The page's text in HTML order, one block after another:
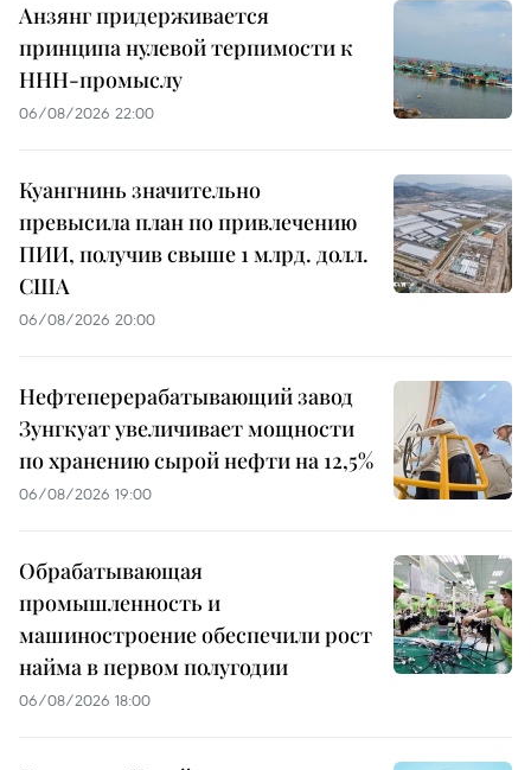
Анзянг придерживается
принципа нулевой терпимости к
ННН-промыслу
06/08/2026 22:00
Куангнинь значительно
превысила план по привлечению
ПИИ, получив свыше 1 млрд. долл.
США
06/08/2026 20:00
Нефтеперерабатывающий завод
Зунгкуат увеличивает мощности
по хранению сырой нефти на 12,5%
06/08/2026 19:00
Обрабатывающая
промышленность и
машиностроение обеспечили рост
найма в первом полугодии
06/08/2026 18:00